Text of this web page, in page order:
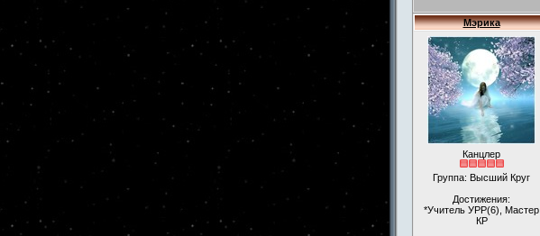
Мэрика
Канцлер
Группа: Высший Круг
Достижения:
*Учитель УРР(6), Мастер
КР